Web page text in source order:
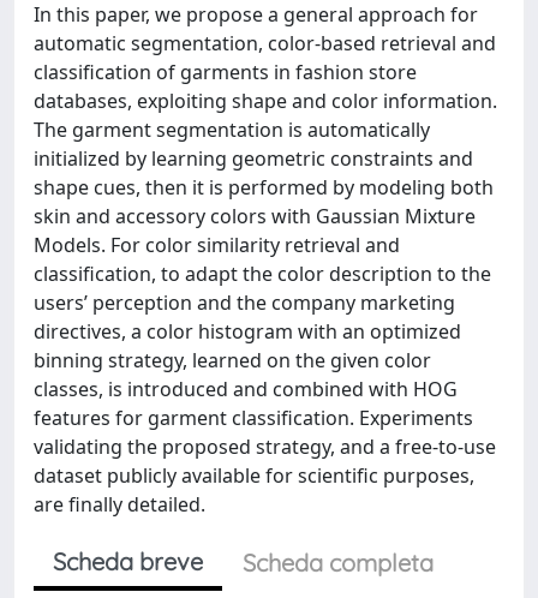
In this paper, we propose a general approach for
automatic segmentation, color-based retrieval and
classification of garments in fashion store
databases, exploiting shape and color information.
The garment segmentation is automatically
initialized by learning geometric constraints and
shape cues, then it is performed by modeling both
skin and accessory colors with Gaussian Mixture
Models. For color similarity retrieval and
classification, to adapt the color description to the
users’ perception and the company marketing
directives, a color histogram with an optimized
binning strategy, learned on the given color
classes, is introduced and combined with HOG
features for garment classification. Experiments
validating the proposed strategy, and a free-to-use
dataset publicly available for scientific purposes,
are finally detailed.
Scheda breve
Scheda completa